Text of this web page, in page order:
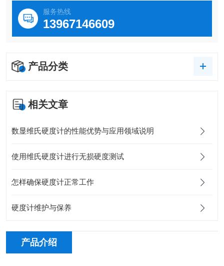
服务热线
13967146609
产品分类
相关文章
数显维氏硬度计的性能优势与应用领域说明
使用维氏硬度计进行无损硬度测试
怎样确保硬度计正常工作
硬度计维护与保养
产品介绍